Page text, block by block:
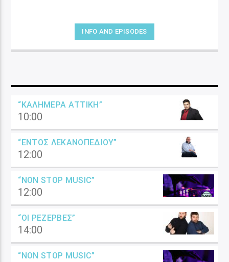
INFO AND EPISODES
“ΚΑΛΗΜΈΡΑ ΑΤΤΙΚΉ”
10:00
“ΕΝΤΌΣ ΛΕΚΑΝΟΠΕΔΊΟΥ”
12:00
“NON STOP MUSIC”
12:00
“ΟΙ ΡΕΖΈΡΒΕΣ”
14:00
“NON STOP MUSIC”